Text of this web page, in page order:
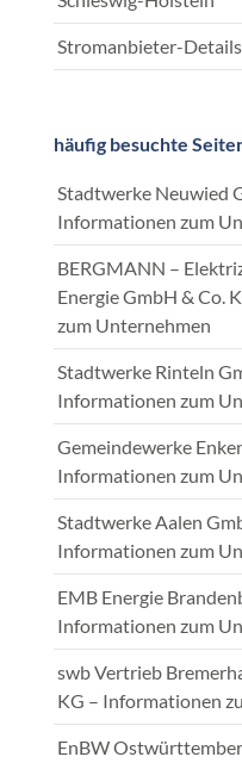
Stromanbieter-Details
häufig besuchte
Stadtwerke Neuwied
Informationen zum
BERGMANN –
Energie GmbH & Co.
zum Unternehmen
Stadtwerke Rinteln
Informationen zum
Gemeindewerke
Informationen zum
Stadtwerke Aalen
Informationen zum
EMB Energie
Informationen zum
swb Vertrieb
KG – Informationen
EnBW